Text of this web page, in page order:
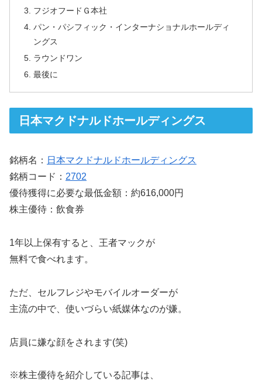
フジオフードＧ本社
パン・パシフィック・インターナショナルホールディ
ングス
ラウンドワン
最後に
日本マクドナルドホールディングス
銘柄名： 日本マクドナルドホールディングス
銘柄コード： 2702
優待獲得に必要な最低金額：約616,000円
株主優待：飲食券
1年以上保有すると、王者マックが
無料で食べれます。
ただ、セルフレジやモバイルオーダーが
主流の中で、使いづらい紙媒体なのが嫌。
店員に嫌な顔をされます(笑)
※株主優待を紹介している記事は、